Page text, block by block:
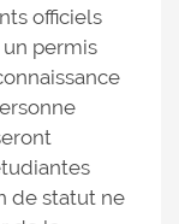
officiels
permis
de statut ne